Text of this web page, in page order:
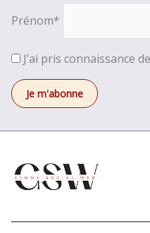
Prénom*
J’ai pris connaissance